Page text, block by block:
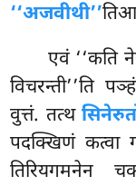
‘‘अजवीथी’’
एवं ‘‘कति
विचरन्ती’’ति
वुत्तं. तत्थ
पदक्खिणं कत्वा
तिरियगमनेन